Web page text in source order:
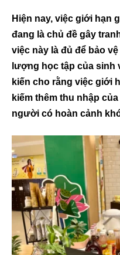
Hiện nay, việc giới hạn
đang là chủ đề gây
việc này là đủ để bảo
lượng học tập của sinh
kiến cho rằng việc giới
kiếm thêm thu nhập
người có hoàn cảnh